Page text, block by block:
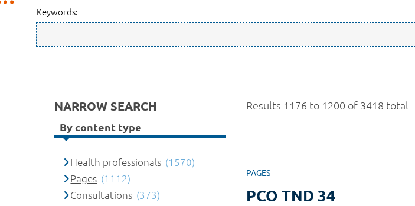
Keywords:
Results 1176 to 1200 of 3418 total
PAGES
PCO TND 34
NARROW SEARCH
By content type
Health professionals (1570)
Pages (1112)
Consultations (373)